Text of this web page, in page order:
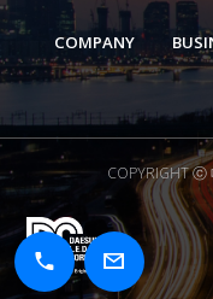
COMPANY
COPYRIGHT ⓒ